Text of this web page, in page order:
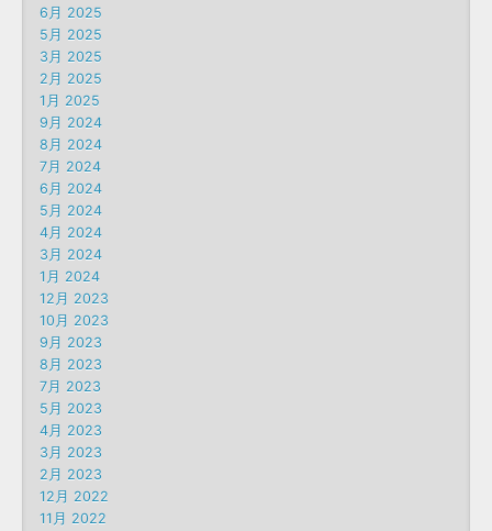
6月 2025
5月 2025
3月 2025
2月 2025
1月 2025
9月 2024
8月 2024
7月 2024
6月 2024
5月 2024
4月 2024
3月 2024
1月 2024
12月 2023
10月 2023
9月 2023
8月 2023
7月 2023
5月 2023
4月 2023
3月 2023
2月 2023
12月 2022
11月 2022